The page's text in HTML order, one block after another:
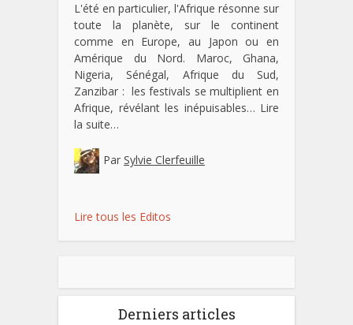
L'été en particulier, l'Afrique résonne sur
toute la planète, sur le continent
comme en Europe, au Japon ou en
Amérique du Nord. Maroc, Ghana,
Nigeria, Sénégal, Afrique du Sud,
Zanzibar : les festivals se multiplient en
Afrique, révélant les inépuisables… Lire
la suite…
Par Sylvie Clerfeuille
Lire tous les Editos
Derniers articles